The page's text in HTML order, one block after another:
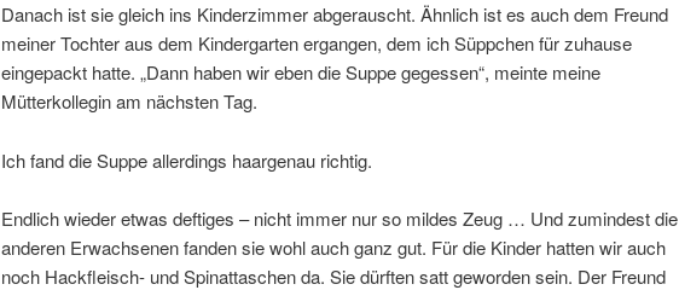
Danach ist sie gleich ins Kinderzimmer abgerauscht. Ähnlich ist es auch dem Freund
meiner Tochter aus dem Kindergarten ergangen, dem ich Süppchen für zuhause
eingepackt hatte. „Dann haben wir eben die Suppe gegessen“, meinte meine
Mütterkollegin am nächsten Tag.
Ich fand die Suppe allerdings haargenau richtig.
Endlich wieder etwas deftiges – nicht immer nur so mildes Zeug … Und zumindest die
anderen Erwachsenen fanden sie wohl auch ganz gut. Für die Kinder hatten wir auch
noch Hackfleisch- und Spinattaschen da. Sie dürften satt geworden sein. Der Freund